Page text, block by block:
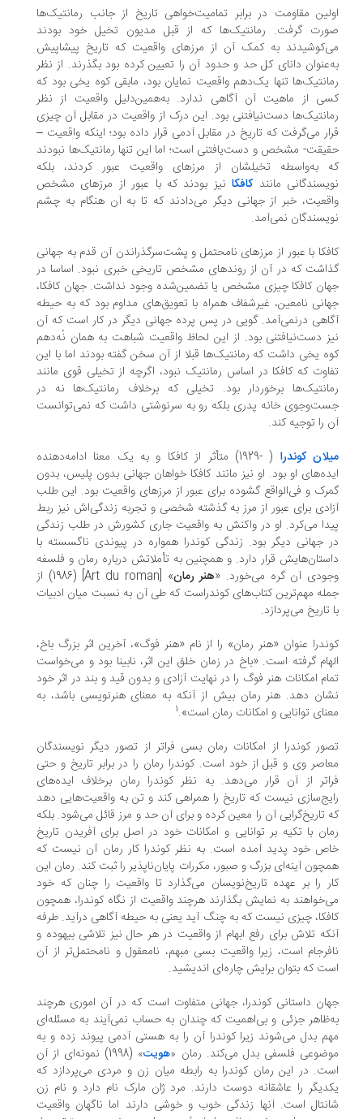
مقاومت در برابر تمامیت‌خواهی تاریخ از جانب رمانتیک‌ها
گرفت. رمانتیک‌ها که از قبل مدیون تخیل خود بودند
به کمک آن از مرزهای واقعیت که تاریخ پیشاپیش
دانای کل حد و حدود آن را تعیین کرده بود بگذرند. از نظر
تنها یک‌دهم واقعیت نمایان بود، مابقی کوه یخی بود که
از ماهیت آن آگاهی ندارد. به‌همین‌دلیل واقعیت از نظر
دست‌نیافتنی بود. این درک از واقعیت‌ در مقابل‌ آن چیزی
می‌گرفت که تاریخ در مقابل آدمی قرار داده بود؛ اینکه واقعیت –
مشخص و دست‌یافتنی است؛ اما این تنها رمانتیک‌ها نبودند
به‌واسطه تخیلشان از مرزهای واقعیت عبور کردند، بلکه
مانند کافکانیز بودند که با عبور از مرزهای مشخص
خبر از جهانی دیگر می‌دادند که تا به آن هنگام به چشم
نمی‌آمد.
با عبور از مرزهای نامحتمل و پشت‌سرگذراندن آن قدم به جهانی
که در آن از روندهای مشخص تاریخی خبری نبود. اساسا در
کافکا چیزی مشخص یا تضمین‌شده وجود نداشت. جهان کافکا،
نامعین، غیرشفاف همراه با تعویق‌های مداوم بود که به حیطه
درنمی‌آمد. گویی در پس پرده جهانی دیگر در کار است که آن
دست‌نیافتنی بود. از این لحاظ واقعیت شباهت به همان نُه‌دهم
یخی داشت که رمانتیک‌ها قبلا از آن سخن گفته بودند اما با این
که کافکا در اساس رمانتیک‌ نبود، اگرچه از تخیلی قوی مانند
برخوردار بود. تخیلی که برخلاف رمانتیک‌ها نه در
خانه پدری بلکه رو به سرنوشتی داشت که نمی‌‌توانست
را توجیه کند.
کوندرا
( -1929) متأثر از کافکا و به یک معنا ادامه‌دهنده
او بود. او نیز مانند کافکا خواهان جهانی بدون پلیس، بدون
و فی‌الواقع گشوده برای عبور از مرزهای واقعیت بود. این طلب
برای عبور از مرز به گذشته شخصی و تجربه زندگی‌اش نیز ربط
می‌کرد. او در واکنش به واقعیت جاری کشورش در طلب زندگی
جهانی دیگر بود. زندگی کوندرا همواره در پیوندی ناگسسته با
قرار دارد. و همچنین به تأملاتش درباره رمان و فلسفه
آن گره می‌خورد. «هنر رمان
» [Art du roman] (1986) از
مهم‌ترین کتاب‌های کوندراست که طی آن به نسبت میان ادبیات
تاریخ می‌پردازد.
عنوان «هنر رمان» را از نام «هنر فوگ»، آخرین اثر بزرگ باخ،
گرفته است. «باخ در زمان خلق این اثر، نابینا بود و می‌خواست
امکانات هنر فوگ را در نهایت آزادی و بدون قید و بند در اثر خود
دهد. هنر رمان بیش از آنکه به معنای هنرنویسی باشد، به
توانایی و امکانات رمان است». 1
کوندرا از امکانات رمان بسی فراتر از تصور دیگر نویسندگان
وی و قبل از خود است. کوندرا رمان را در برابر تاریخ و حتی
از آن قرار می‌دهد. به نظر کوندرا رمان برخلاف ایده‌های
نیست که تاریخ را همراهی کند و تن به واقعیت‌هایی دهد
تاریخ‌گرایی آن را معین کرده و برای آن حد و مرز قائل می‌شود. بلکه
با تکیه بر توانایی و امکانات خود در اصل برای آفریدن تاریخ
خود پدید آمده است. به نظر کوندرا کار رمان آن نیست که
آینه‌ای بزرگ و صبور، مکررات پایان‌ناپذیر را ثبت کند. رمان این
را بر عهده تاریخ‌نویسان می‌گذارد تا واقعیت را چنان که خود
به نمایش بگذارند هرچند واقعیت از نگاه کوندرا، همچون
چیزی نیست که به چنگ آید یعنی به حیطه آگاهی درآید. طرفه
تلاش برای رفع ابهام از واقعیت در هر حال نیز تلاشی بیهوده و
است، زیرا واقعیت بسی مبهم، نامعقول و نامحتمل‌تر از آن
که بتوان برایش چاره‌ای اندیشید.
داستانی کوندرا، جهانی متفاوت است که در آن اموری هرچند
جزئی و بی‌اهمیت که چندان به حساب نمی‌آیند به مسئله‌ای
بدل می‌شوند زیرا کوندرا آن را به هستی آدمی پیوند زده و به
فلسفی بدل می‌کند. رمان« هویت »
(1998) نمونه‌ای از آن
در این رمان کوندرا به رابطه میان زن و مردی می‌پردازد که
را عاشقانه دوست دارند. مرد ژان مارک نام دارد و نام زن
است. آنها زندگی خوب و خوشی دارند اما ناگهان واقعیت